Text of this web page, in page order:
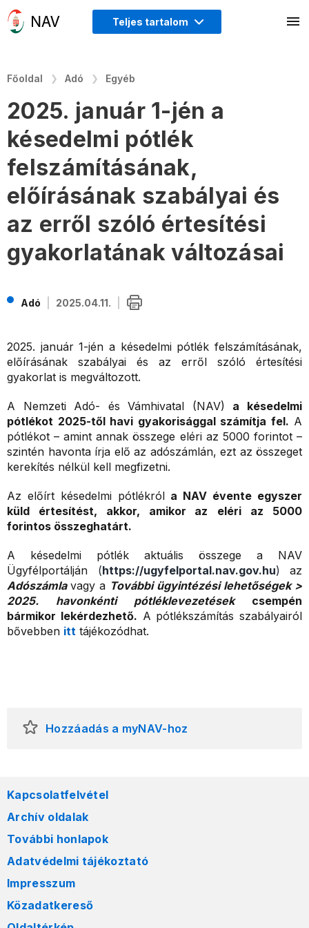
Teljes tartalom
Főoldal Adó Egyéb
2025. január 1-jén a
késedelmi pótlék
felszámításának,
előírásának szabályai és
az erről szóló értesítési
gyakorlatának változásai
Adó 2025.04.11.
2025. január 1-jén a késedelmi pótlék felszámításának,
előírásának szabályai és az erről szóló értesítési
gyakorlat is megváltozott.
A Nemzeti Adó- és Vámhivatal (NAV) a késedelmi
pótlékot 2025-től havi gyakorisággal számítja fel. A
pótlékot – amint annak összege eléri az 5000 forintot –
szintén havonta írja elő az adószámlán, ezt az összeget
kerekítés nélkül kell megfizetni.
Az előírt késedelmi pótlékról a NAV évente egyszer
küld értesítést, akkor, amikor az
eléri az 5000
forintos összeghatárt.
A késedelmi pótlék aktuális összege a NAV
Ügyfélportálján (https://ugyfelportal.nav.gov.hu) az
Adószámla vagy a További ügyintézési lehetőségek >
2025. havonkénti pótléklevezetések csempén
bármikor lekérdezhető. A pótlékszámítás szabályairól
bővebben itt tájékozódhat.
Hozzáadás a myNAV-hoz
Kapcsolatfelvétel
Archív oldalak
További honlapok
Adatvédelmi tájékoztató
Impresszum
Közadatkereső